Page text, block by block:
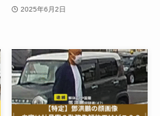
2025年6月2日